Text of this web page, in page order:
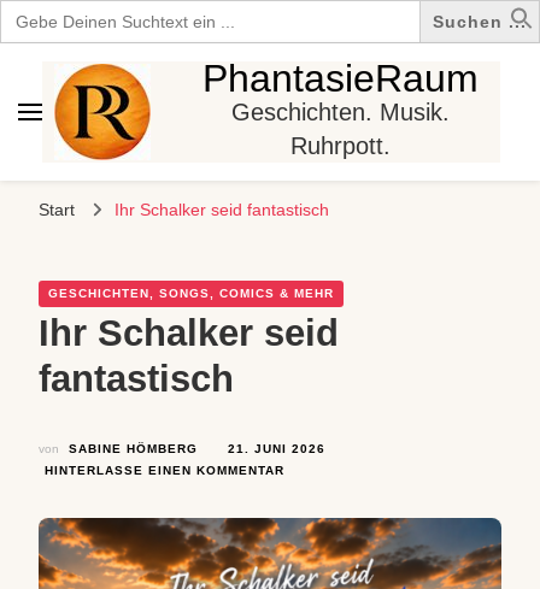
Search
for:
PhantasieRaum
Geschichten. Musik.
Ruhrpott.
Start Ihr Schalker seid fantastisch
GESCHICHTEN, SONGS, COMICS & MEHR
Ihr Schalker seid
fantastisch
von SABINE HÖMBERG
21. JUNI 2026
HINTERLASSE EINEN KOMMENTAR
SEID
FANTASTISCH